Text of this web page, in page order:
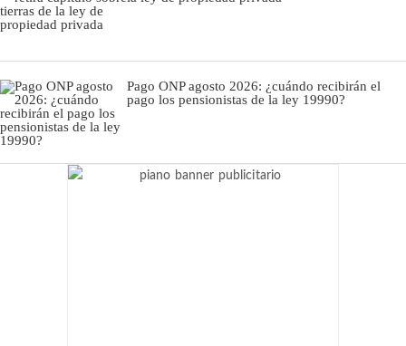
Pago ONP agosto 2026: ¿cuándo recibirán el
pago los pensionistas de la ley 19990?